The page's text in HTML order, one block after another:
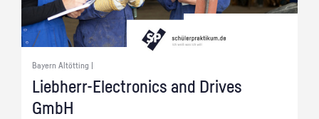
Bayern Altötting |
Lieb­herr-Elec­tro­nics and Dri­ves
GmbH